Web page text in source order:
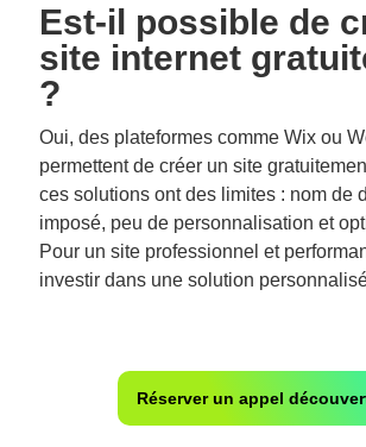
Est-il possible de
site internet
?
Oui, des plateformes comme Wix ou
permettent de créer un site
ces solutions ont des limites : nom de
imposé, peu de personnalisation et
Pour un site professionnel et
investir dans une solution
Réserver un appel